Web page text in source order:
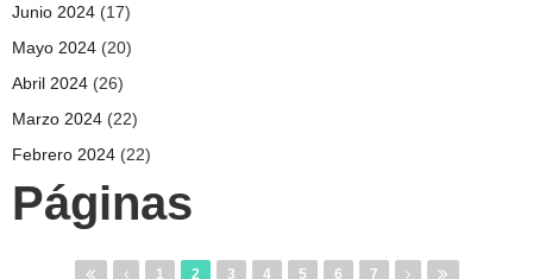
Junio 2024 (17)
Mayo 2024 (20)
Abril 2024 (26)
Marzo 2024 (22)
Febrero 2024 (22)
Páginas
1 2 3 4 5 6 7